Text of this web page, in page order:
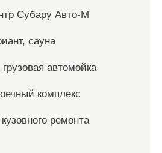
Субару Авто-М
сауна
автомойка
комплекс
ремонта